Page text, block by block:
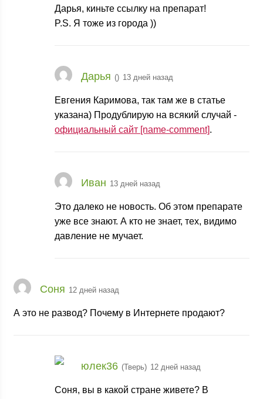
Дарья, киньте ссылку на препарат!
P.S. Я тоже из города))
Дарья () 13 дней назад
Евгения Каримова, так там же в статье
указана) Продублирую на всякий случай -
официальный сайт [name-comment].
Иван 13 дней назад
Это далеко не новость. Об этом препарате
уже все знают. А кто не знает, тех, видимо
давление не мучает.
Соня 12 дней назад
А это не развод? Почему в Интернете продают?
юлек36 (Тверь) 12 дней назад
Соня, вы в какой стране живете? В